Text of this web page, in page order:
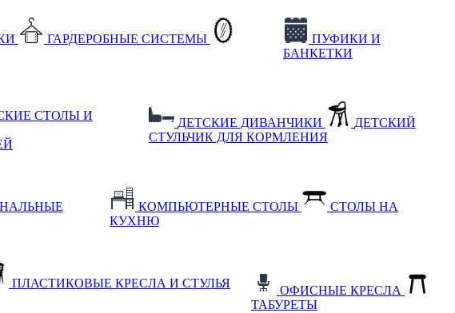
ГАРДЕРОБНЫЕ СИСТЕМЫ
ПУФИКИ И
БАНКЕТКИ
СТОЛЫ И
ДЕТСКИЕ ДИВАНЧИКИ
ДЕТСКИЙ
СТУЛЬЧИК ДЛЯ КОРМЛЕНИЯ
КОМПЬЮТЕРНЫЕ СТОЛЫ
СТОЛЫ НА
КУХНЮ
ПЛАСТИКОВЫЕ КРЕСЛА И СТУЛЬЯ
ОФИСНЫЕ КРЕСЛА
ТАБУРЕТЫ